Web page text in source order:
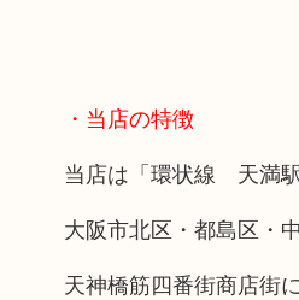
・当店の特徴
当店は「環状線 天満
大阪市北区・都島区・
天神橋筋四番街商店街